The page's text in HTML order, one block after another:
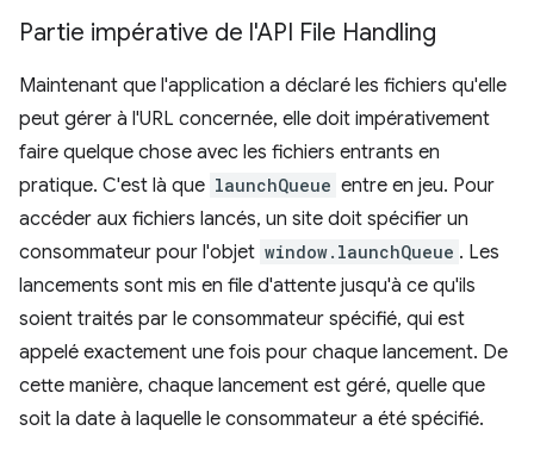
Partie impérative de l'API File Handling
Maintenant que l'application a déclaré les fichiers qu'elle
peut gérer à l'URL concernée, elle doit impérativement
faire quelque chose avec les fichiers entrants en
pratique. C'est là que launchQueue entre en jeu. Pour
accéder aux fichiers lancés, un site doit spécifier un
consommateur pour l'objet window.launchQueue . Les
lancements sont mis en file d'attente jusqu'à ce qu'ils
soient traités par le consommateur spécifié, qui est
appelé exactement une fois pour chaque lancement. De
cette manière, chaque lancement est géré, quelle que
soit la date à laquelle le consommateur a été spécifié.